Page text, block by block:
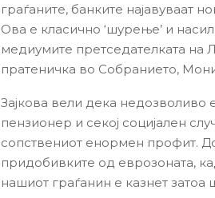
граѓаните, банките најавуваат
Ова е класично ‘шурење’ и
медиумите претседателката на
пратеничка во Собранието,
Зајкова вели дека недозволиво
пензионер и секој социјален
сопствениот енормен профит.
придобивките од еврозоната,
нашиот граѓанин е казнет